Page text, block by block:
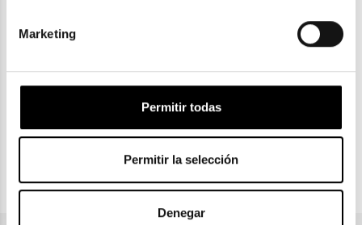
Marketing
Permitir todas
Permitir la selección
Denegar
CLICK & COLLECT
PAGO SEGURO